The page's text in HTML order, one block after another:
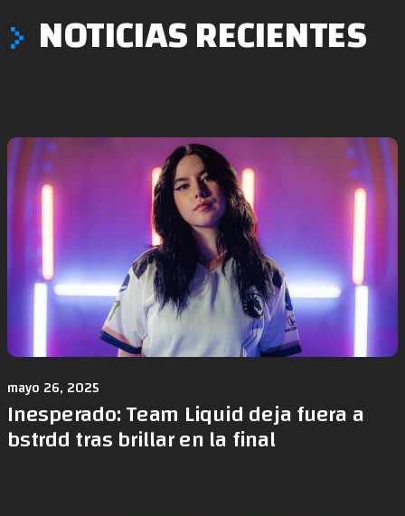
NOTICIAS RECIENTES
mayo 26, 2025
Inesperado: Team Liquid deja fuera a
bstrdd tras brillar en la final